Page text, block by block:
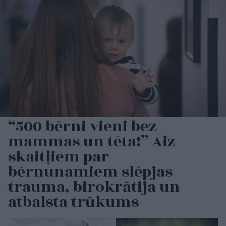
“500 bērni vieni bez
mammas un tēta!” Aiz
skaitļiem par
bērnunamiem slēpjas
trauma, birokrātija un
atbalsta trūkums